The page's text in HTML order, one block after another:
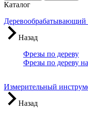
Каталог
Деревообрабатывающий
Назад
Фрезы по дереву
Фрезы по дереву
Измерительный
Назад